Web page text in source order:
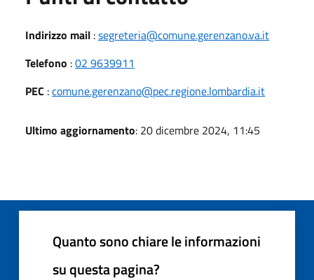
Indirizzo mail :segreteria@comune.gerenzano.va.it
Telefono :02 9639911
PEC :comune.gerenzano@pec.regione.lombardia.it
Ultimo aggiornamento: 20 dicembre 2024, 11:45
Quanto sono chiare le informazioni
su questa pagina?